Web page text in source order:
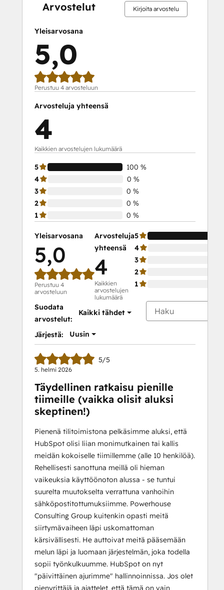
Arvostelut Kirjoita arvostelu
Yleisarvosana
5,0
Perustuu 4 arvosteluun
Arvosteluja yhteensä
4
Kaikkien arvostelujen lukumäärä
5
100 %
4
0 %
3
0 %
2
0 %
1
0 %
Yleisarvosana
5,0
Perustuu 4
arvosteluun
Arvosteluja
yhteensä
4
Kaikkien
arvostelujen
lukumäärä
5
4
3
2
1
Suodata
arvostelut:
Kaikki tähdet
Järjestä: Uusin
5/5
5. helmi 2026
Täydellinen ratkaisu pienille
tiimeille (vaikka olisit aluksi
skeptinen!)
Pienenä tilitoimistona pelkäsimme aluksi, että
HubSpot olisi liian monimutkainen tai kallis
meidän kokoiselle tiimillemme (alle 10 henkilöä).
Rehellisesti sanottuna meillä oli hieman
vaikeuksia käyttöönoton alussa - se tuntui
suurelta muutokselta verrattuna vanhoihin
sähköpostitottumuksiimme. Powerhouse
Consulting Group kuitenkin opasti meitä
siirtymävaiheen läpi uskomattoman
kärsivällisesti. He auttoivat meitä pääsemään
melun läpi ja luomaan järjestelmän, joka todella
sopii työnkulkuumme. HubSpot on nyt
"päivittäinen ajurimme" hallinnoinnissa. Jos olet
pienyrittäjä ja ajattelet, että tämä on vain